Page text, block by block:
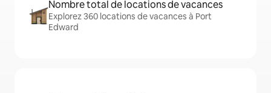
Nombre total de locations de vacances
Explorez 360 locations de vacances à Port
Edward